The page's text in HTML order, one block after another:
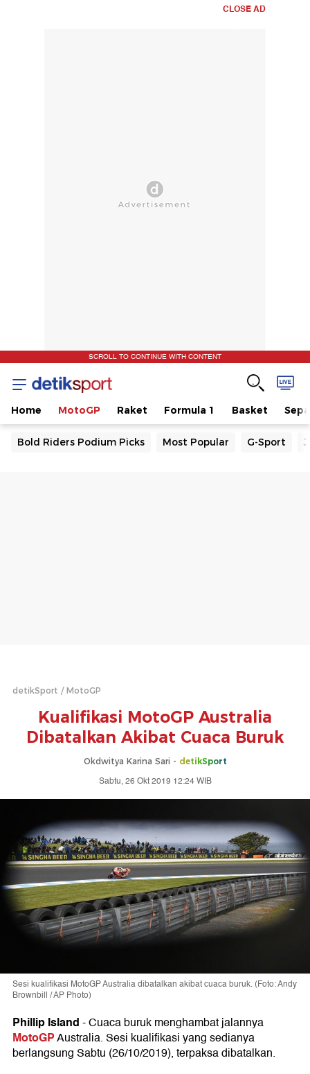
CLOSE AD
SCROLL TO CONTINUE WITH CONTENT
Home MotoGP Raket Formula 1 Basket
Bold Riders Podium Picks Most Popular G-Sport
detikSport MotoGP
Kualifikasi MotoGP Australia
Dibatalkan Akibat Cuaca Buruk
Okdwitya Karina Sari - detikSport
Sabtu, 26 Okt 2019 12:24 WIB
Sesi kualifikasi MotoGP Australia dibatalkan akibat cuaca buruk. (Foto: Andy
Brownbill / AP Photo)
Phillip Island- Cuaca buruk menghambat jalannya
MotoGPAustralia. Sesi kualifikasi yang sedianya
berlangsung Sabtu (26/10/2019), terpaksa dibatalkan.